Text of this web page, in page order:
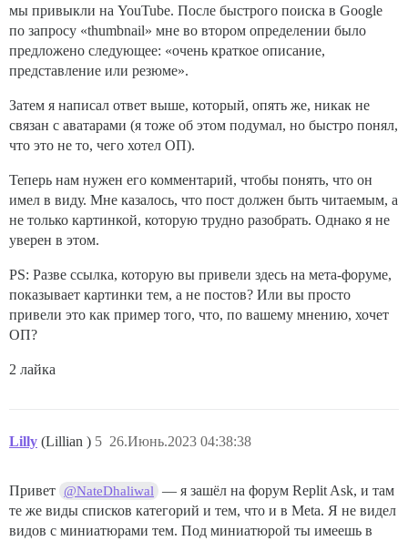
мы привыкли на YouTube. После быстрого поиска в Google
по запросу «thumbnail» мне во втором определении было
предложено следующее: «очень краткое описание,
представление или резюме».
Затем я написал ответ выше, который, опять же, никак не
связан с аватарами (я тоже об этом подумал, но быстро понял,
что это не то, чего хотел ОП).
Теперь нам нужен его комментарий, чтобы понять, что он
имел в виду. Мне казалось, что пост должен быть читаемым, а
не только картинкой, которую трудно разобрать. Однако я не
уверен в этом.
PS: Разве ссылка, которую вы привели здесь на мета-форуме,
показывает картинки тем, а не постов? Или вы просто
привели это как пример того, что, по вашему мнению, хочет
ОП?
2 лайка
Lilly (Lillian ) 26.Июнь.2023 04:38:38
5
Привет @NateDhaliwal
— я зашёл на форум Replit Ask, и там
те же виды списков категорий и тем, что и в Meta. Я не видел
видов с миниатюрами тем. Под миниатюрой ты имеешь в